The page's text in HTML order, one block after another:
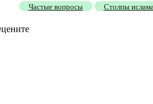
Частые вопросы Столпы ислама